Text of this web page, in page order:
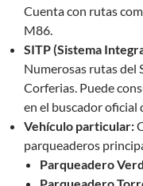
Cuenta con rutas
M86.
SITP (Sistema
Numerosas rutas del
Corferias. Puede
en el buscador oficial
Vehículo particular:
parqueaderos
Parqueadero